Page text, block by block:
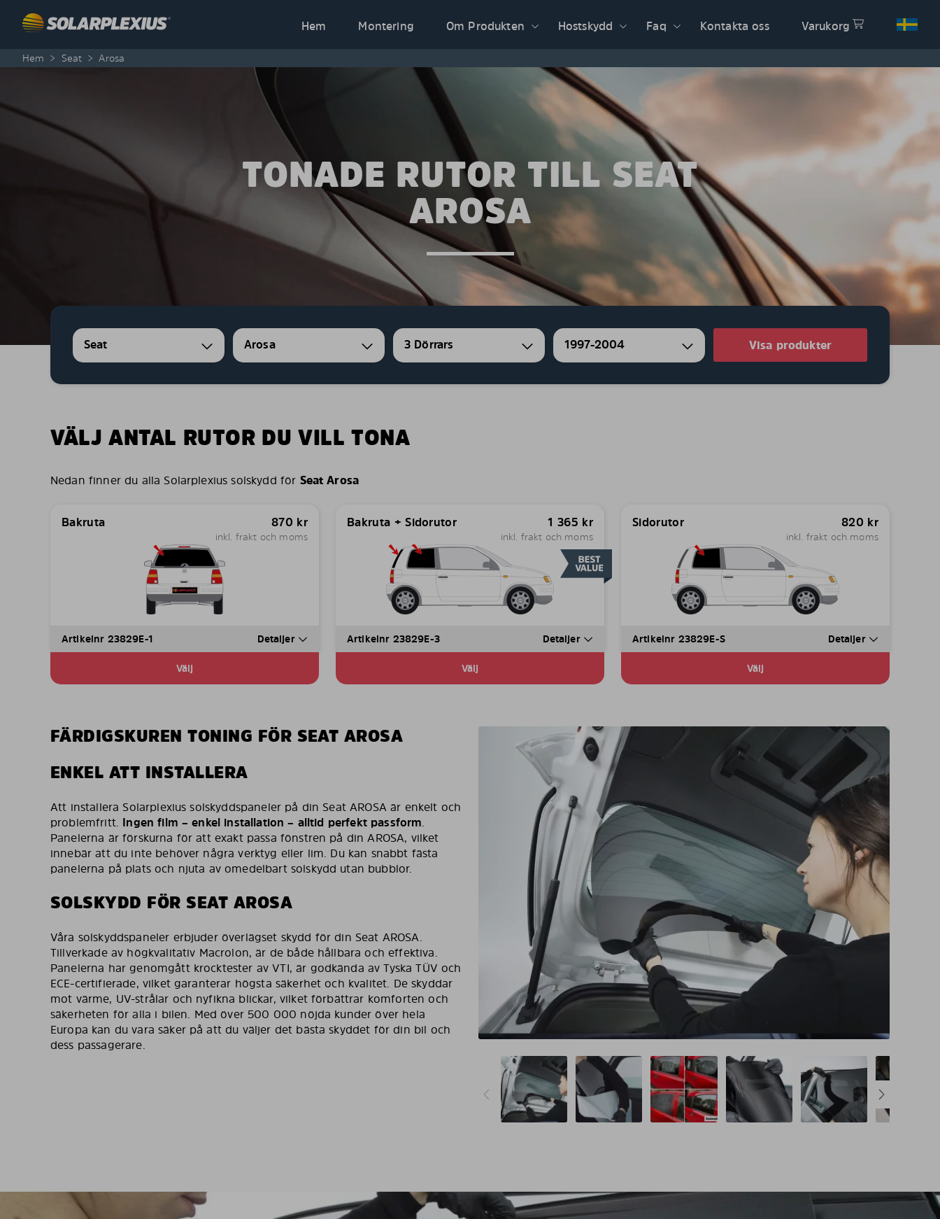
Hem
Montering Om Produkten Hostskydd Faq Kontakta oss Varukorg
Hem > Seat > Arosa
TONADE RUTOR TILL SEAT
AROSA
Seat Arosa 3 Dörrars 1997-2004 Visa produkter
VÄLJ ANTAL RUTOR DU VILL TONA
Nedan finner du alla Solarplexius solskydd för Seat Arosa
Bakruta 870 kr
inkl. frakt och moms
Artikelnr 23829E-1 Detaljer
Välj
Bakruta + Sidorutor 1 365 kr
inkl. frakt och moms
Artikelnr 23829E-3 Detaljer
Välj
Sidorutor 820 kr
inkl. frakt och moms
Artikelnr 23829E-S Detaljer
Välj
FÄRDIGSKUREN TONING FÖR SEAT AROSA
ENKEL ATT INSTALLERA
Att installera Solarplexius solskyddspaneler på din Seat AROSA är enkelt och
problemfritt. Ingen film – enkel installation – alltid perfekt passform.
Panelerna är förskurna för att exakt passa fönstren på din AROSA, vilket
innebär att du inte behöver några verktyg eller lim. Du kan snabbt fästa
panelerna på plats och njuta av omedelbart solskydd utan bubblor.
SOLSKYDD FÖR SEAT AROSA
Våra solskyddspaneler erbjuder överlägset skydd för din Seat AROSA.
Tillverkade av högkvalitativ Macrolon, är de både hållbara och effektiva.
Panelerna har genomgått krocktester av VTI, är godkända av Tyska TÜV och
ECE-certifierade, vilket garanterar högsta säkerhet och kvalitet. De skyddar
mot värme, UV-strålar och nyfikna blickar, vilket förbättrar komforten och
säkerheten för alla i bilen. Med över 500 000 nöjda kunder över hela
Europa kan du vara säker på att du väljer det bästa skyddet för din bil och
dess passagerare.